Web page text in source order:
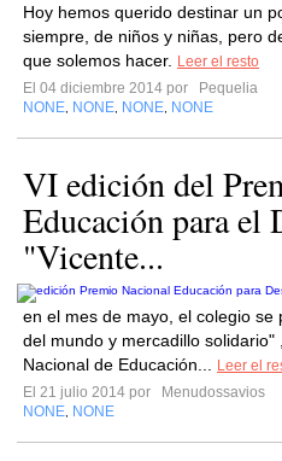
Hoy hemos querido destinar un
siempre, de niños y niñas, pero
que solemos hacer.
Leer el resto
El 04 diciembre 2014 por
Pequelia
NONE NONE NONE NONE
VI edición del
Educación para el
"Vicente...
en el mes de mayo, el colegio se
del mundo y mercadillo
Nacional de Educación...
Leer el
El 21 julio 2014 por
Menudossavios
NONE NONE